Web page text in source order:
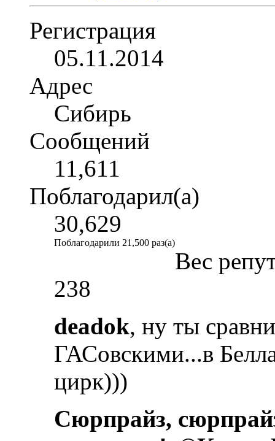
Регистрация
05.11.2014
Адрес
Сибирь
Сообщений
11,611
Поблагодарил(а)
30,629
Поблагодарили 21,500 раз(а)
Вес
238
deadok, ну ты
ГАСовскими...в
цирк)))
Сюрпрайз,